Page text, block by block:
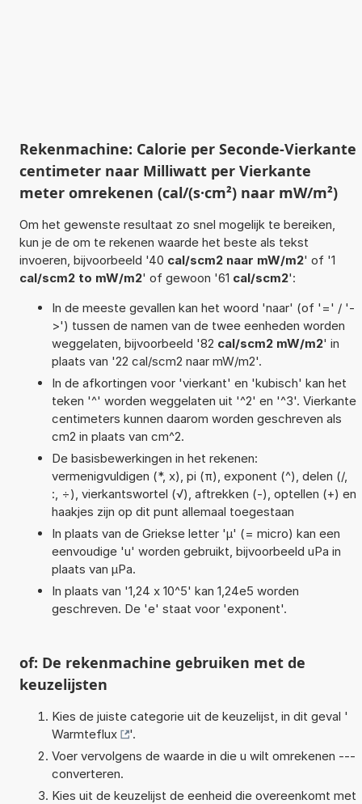
Rekenmachine: Calorie per Seconde-Vierkante
centimeter naar Milliwatt per Vierkante
meter omrekenen (cal/(s·cm²) naar mW/m²)
Om het gewenste resultaat zo snel mogelijk te bereiken,
kun je de om te rekenen waarde het beste als tekst
invoeren, bijvoorbeeld '40 cal/scm2 naar mW/m2' of '1
cal/scm2 to mW/m2' of gewoon '61 cal/scm2':
In de meeste gevallen kan het woord 'naar' (of '=' / '-
>') tussen de namen van de twee eenheden worden
weggelaten, bijvoorbeeld '82 cal/scm2 mW/m2' in
plaats van '22 cal/scm2 naar mW/m2'.
In de afkortingen voor 'vierkant' en 'kubisch' kan het
teken '^' worden weggelaten uit '^2' en '^3'. Vierkante
centimeters kunnen daarom worden geschreven als
cm2 in plaats van cm^2.
De basisbewerkingen in het rekenen:
vermenigvuldigen (*, x), pi (π), exponent (^), delen (/,
:, ÷), vierkantswortel (√), aftrekken (-), optellen (+) en
haakjes zijn op dit punt allemaal toegestaan
In plaats van de Griekse letter 'µ' (= micro) kan een
eenvoudige 'u' worden gebruikt, bijvoorbeeld uPa in
plaats van µPa.
In plaats van '1,24 x 10^5' kan 1,24e5 worden
geschreven. De 'e' staat voor 'exponent'.
of: De rekenmachine gebruiken met de
keuzelijsten
Kies de juiste categorie uit de keuzelijst, in dit geval '
Warmteflux
'.
Voer vervolgens de waarde in die u wilt omrekenen ---
converteren.
Kies uit de keuzelijst de eenheid die overeenkomt met